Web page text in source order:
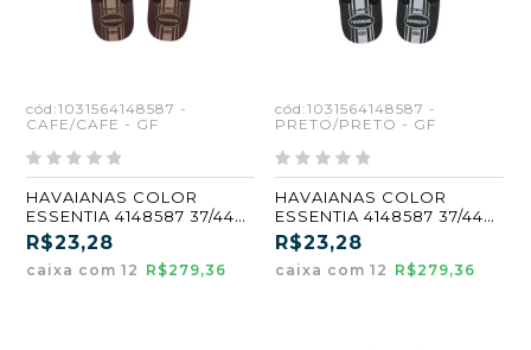
cód:1031564148587 -
CAFE/CAFE - GF
HAVAIANAS COLOR
ESSENTIA 4148587 37/44
CAFE/CAFE (GF)
R$23,28
caixa com 12 R$279,36
cód:1031564148587 -
PRETO/PRETO - GF
HAVAIANAS COLOR
ESSENTIA 4148587 37/44
PRETO/PRETO (GF)
R$23,28
caixa com 12 R$279,36